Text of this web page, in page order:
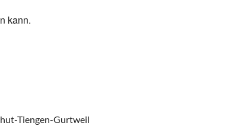
kann.
Tiengen-Gurtweil